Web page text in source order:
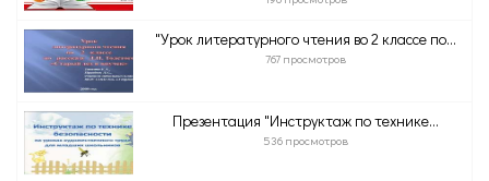
"Урок литературного чтения во 2 классе по...
767 просмотров
Презентация "Инструктаж по технике...
536 просмотров